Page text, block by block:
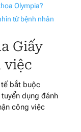
Olympia?
từ bệnh nhân
Giấy
việc
tế bắt buộc
dụng đánh
công việc